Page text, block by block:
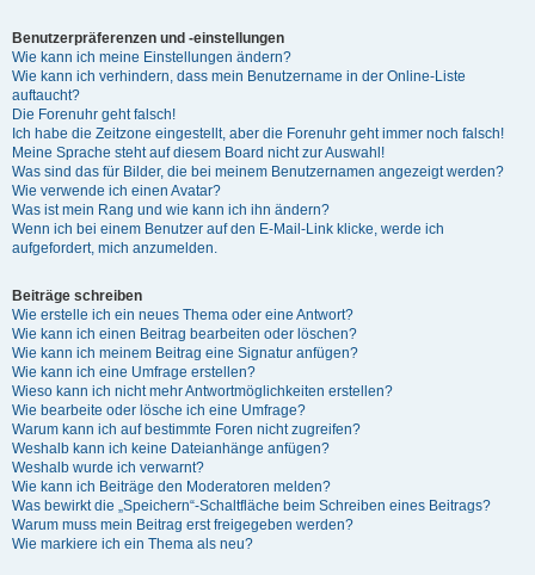
Benutzerpräferenzen und -einstellungen
Wie kann ich meine Einstellungen ändern?
Wie kann ich verhindern, dass mein Benutzername in der Online-Liste
auftaucht?
Die Forenuhr geht falsch!
Ich habe die Zeitzone eingestellt, aber die Forenuhr geht immer noch falsch!
Meine Sprache steht auf diesem Board nicht zur Auswahl!
Was sind das für Bilder, die bei meinem Benutzernamen angezeigt werden?
Wie verwende ich einen Avatar?
Was ist mein Rang und wie kann ich ihn ändern?
Wenn ich bei einem Benutzer auf den E-Mail-Link klicke, werde ich
aufgefordert, mich anzumelden.
Beiträge schreiben
Wie erstelle ich ein neues Thema oder eine Antwort?
Wie kann ich einen Beitrag bearbeiten oder löschen?
Wie kann ich meinem Beitrag eine Signatur anfügen?
Wie kann ich eine Umfrage erstellen?
Wieso kann ich nicht mehr Antwortmöglichkeiten erstellen?
Wie bearbeite oder lösche ich eine Umfrage?
Warum kann ich auf bestimmte Foren nicht zugreifen?
Weshalb kann ich keine Dateianhänge anfügen?
Weshalb wurde ich verwarnt?
Wie kann ich Beiträge den Moderatoren melden?
Was bewirkt die „Speichern“-Schaltfläche beim Schreiben eines Beitrags?
Warum muss mein Beitrag erst freigegeben werden?
Wie markiere ich ein Thema als neu?